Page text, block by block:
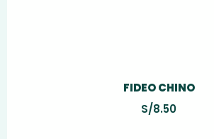
FIDEO CHINO
S/8.50